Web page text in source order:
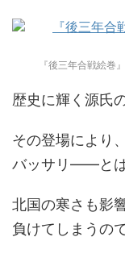
『後三年合戦絵巻
歴史に輝く源氏
その登場により
バッサリ――とは
北国の寒さも影
負けてしまうので